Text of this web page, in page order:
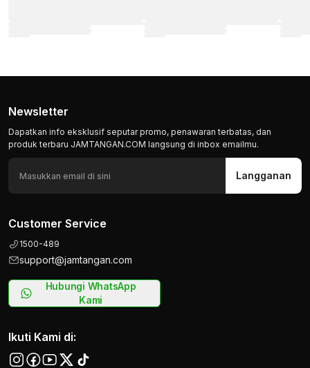
Newsletter
Dapatkan info eksklusif seputar promo, penawaran terbatas, dan
produk terbaru JAMTANGAN.COM langsung di inbox emailmu.
Langganan
Customer Service
1500-489
support@jamtangan.com
Hubungi WhatsApp
Kami
Ikuti Kami di: